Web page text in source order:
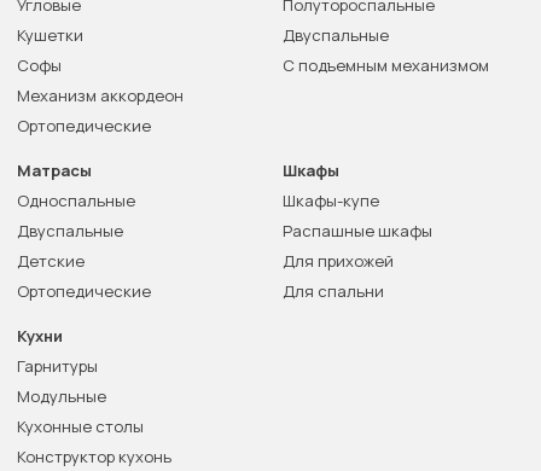
Угловые
Кушетки
Софы
Механизм аккордеон
Ортопедические
Полутороспальные
Двуспальные
С подъемным механизмом
Матрасы
Односпальные
Двуспальные
Детские
Ортопедические
Шкафы
Шкафы-купе
Распашные шкафы
Для прихожей
Для спальни
Кухни
Гарнитуры
Модульные
Кухонные столы
Конструктор кухонь